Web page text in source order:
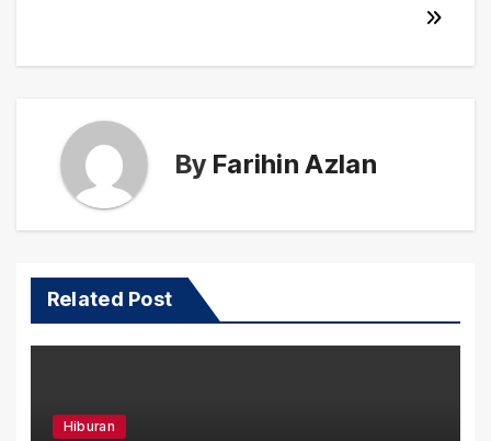
By Farihin Azlan
Related Post
Hiburan